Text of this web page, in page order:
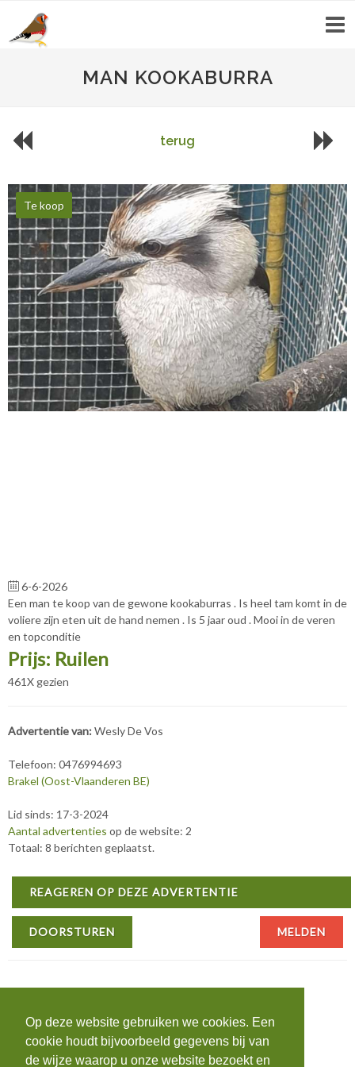
Op deze website gebruiken we cookies. Een
cookie houdt bijvoorbeeld gegevens bij van
de wijze waarop u onze website bezoekt en
MAN KOOKABURRA
terug
Te koop
6-6-2026
Een man te koop van de gewone kookaburras . Is heel tam komt in de
voliere zijn eten uit de hand nemen . Is 5 jaar oud . Mooi in de veren
en topconditie
Prijs: Ruilen
461X gezien
Advertentie van:Wesly De Vos
Telefoon: 0476994693
Brakel (Oost-Vlaanderen BE)
Lid sinds: 17-3-2024
Aantal advertenties op de website: 2
Totaal: 8 berichten geplaatst.
REAGEREN OP DEZE ADVERTENTIE
DOORSTUREN MELDEN